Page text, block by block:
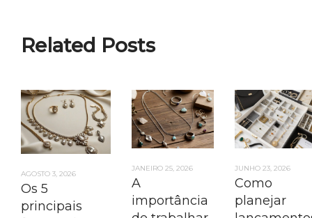
Related Posts
AGOSTO 3, 2026
Os 5
principais
JANEIRO 25, 2026
A
importância
JUNHO 23, 2026
Como
planejar